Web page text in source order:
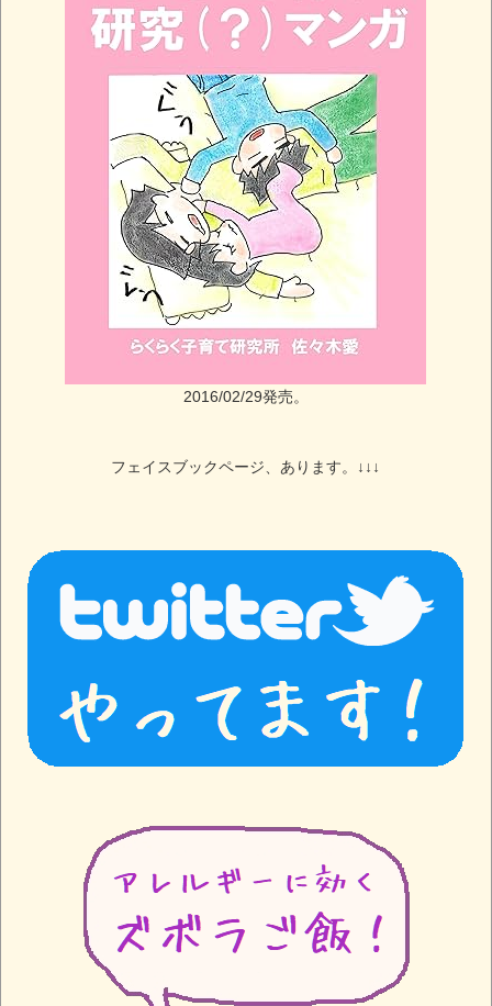
2016/02/29発売。
フェイスブックページ、あります。↓↓↓